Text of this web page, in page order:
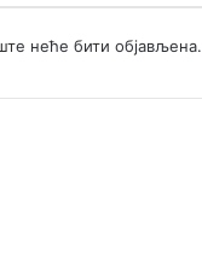
неће бити објављена.